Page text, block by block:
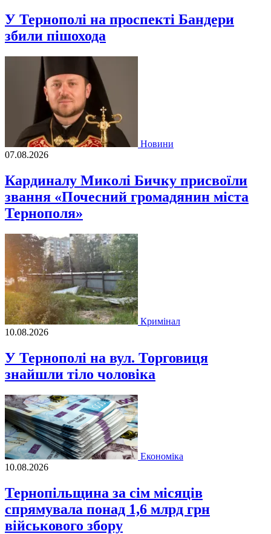
У Тернополі на проспекті Бандери
збили пішохода
Новини
07.08.2026
Кардиналу Миколі Бичку присвоїли
звання «Почесний громадянин міста
Тернополя»
Кримінал
10.08.2026
У Тернополі на вул. Торговиця
знайшли тіло чоловіка
Економіка
10.08.2026
Тернопільщина за сім місяців
спрямувала понад 1,6 млрд грн
військового збору